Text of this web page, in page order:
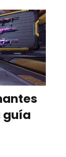
guía